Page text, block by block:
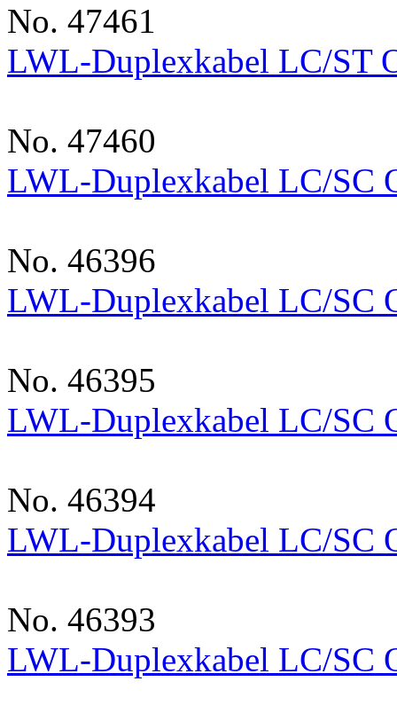
No. 47461
LWL-Duplexkabel LC/ST
No. 47460
LWL-Duplexkabel LC/SC
No. 46396
LWL-Duplexkabel LC/SC
No. 46395
LWL-Duplexkabel LC/SC
No. 46394
LWL-Duplexkabel LC/SC
No. 46393
LWL-Duplexkabel LC/SC